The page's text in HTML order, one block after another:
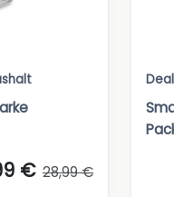
€ 28,99 €